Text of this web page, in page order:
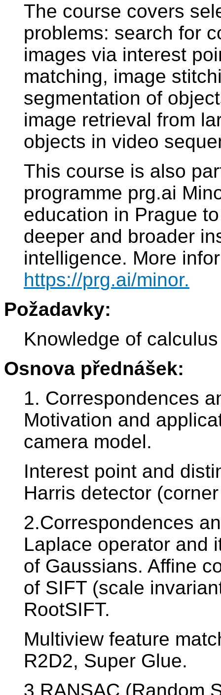
The course covers
problems: search for
images via interest
matching, image
segmentation of
image retrieval from
objects in video
This course is also
programme prg.ai
education in Prague
deeper and broader
intelligence. More
https://prg.ai/minor.
Požadavky:
Knowledge of
Osnova přednášek:
1. Correspondences
Motivation and
camera model.
Interest point and
Harris detector
2.Correspondences
Laplace operator and
of Gaussians. Affine
of SIFT (scale
RootSIFT.
Multiview feature
R2D2, Super Glue.
3.RANSAC (Random